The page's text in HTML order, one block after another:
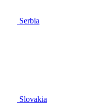
Serbia
Slovakia